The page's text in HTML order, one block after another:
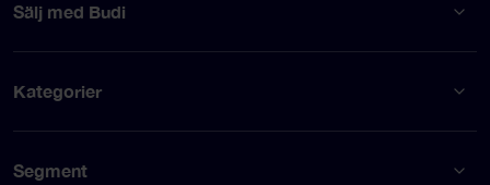
Sälj med Budi
Kategorier
Segment